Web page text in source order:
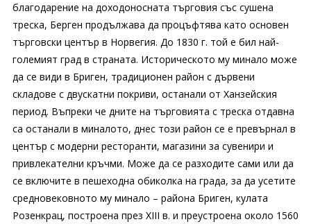
благодарение на доходоносната търговия със сушена
треска, Берген продължава да процъфтява като основен
търговски център в Норвегия. До 1830 г. той е бил най-
големият град в страната. Историческото му минало може
да се види в Бриген, традиционен район с дървени
складове с двускатни покриви, останали от Ханзейския
период. Въпреки че дните на търговията с треска отдавна
са останали в миналото, днес този район се е превърнал в
център с модерни ресторанти, магазини за сувенири и
привлекателни кръчми. Може да се разходите сами или да
се включите в пешеходна обиколка на града, за да усетите
средновековното му минало – района Бриген, кулата
Розенкрац, построена през XIII в. и преустроена около 1560